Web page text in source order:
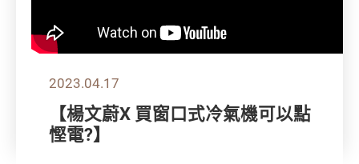
2023.04.17
【楊文蔚X 買窗口式冷氣機可以點
慳電?】